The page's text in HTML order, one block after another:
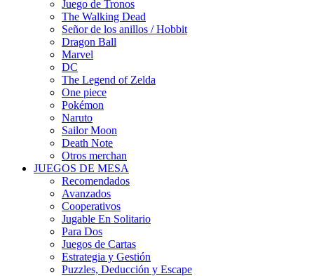
Juego de Tronos
The Walking Dead
Señor de los anillos / Hobbit
Dragon Ball
Marvel
DC
The Legend of Zelda
One piece
Pokémon
Naruto
Sailor Moon
Death Note
Otros merchan
JUEGOS DE MESA
Recomendados
Avanzados
Cooperativos
Jugable En Solitario
Para Dos
Juegos de Cartas
Estrategia y Gestión
Puzzles, Deducción y Escape